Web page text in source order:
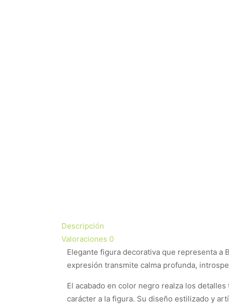
Descripción
Valoraciones 0
Elegante figura decorativa que representa a
expresión transmite calma profunda,
El acabado en color negro realza los
carácter a la figura. Su diseño estilizado y